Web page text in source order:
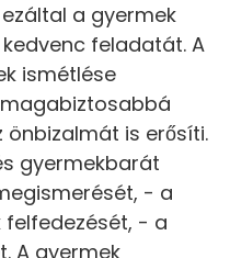
a gyermek
feladatát. A
ismétlése
önbizalmát is erősíti.
gyermekbarát
- a
felfedezését, - a
A gyermek